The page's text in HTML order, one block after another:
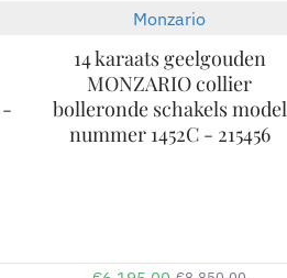
-
Monzario
14 karaats geelgouden
MONZARIO collier
bolleronde schakels model
nummer 1452C - 215456